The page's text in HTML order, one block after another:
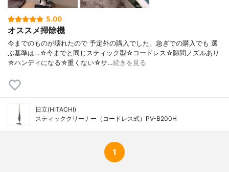
5.00
オススメ掃除機
今までのものが壊れたので 予定外の購入でした。急ぎでの購入でも 選
ぶ基準は…☆今までと同じスティック型☆コードレス☆隙間ノズルあり
☆ハンディになる☆重くない☆サ…続きを見る
日立(HITACHI)
スティッククリーナー（コードレス式）PV-B200H
1